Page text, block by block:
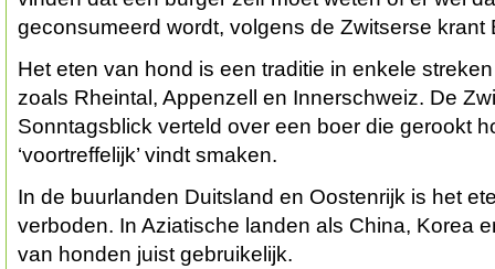
geconsumeerd wordt, volgens de Zwitserse krant
Het eten van hond is een traditie in enkele
zoals Rheintal, Appenzell en Innerschweiz. De
Sonntagsblick verteld over een boer die gerookt
‘voortreffelijk’ vindt smaken.
In de buurlanden Duitsland en Oostenrijk is het
verboden. In Aziatische landen als China, Korea
van honden juist gebruikelijk.